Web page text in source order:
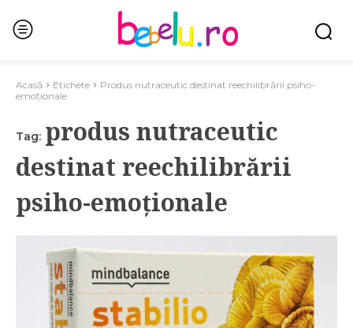
Acasă Etichete
Produs nutraceutic destinat reechilibrării psiho-
emoționale
Tag: produs nutraceutic
destinat reechilibrării
psiho-emoționale